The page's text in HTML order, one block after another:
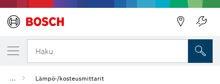
Haku
... Lämpö-/kosteusmittarit